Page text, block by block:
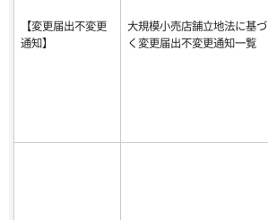
【変更届出不変更
通知】
大規模小売店舗立地法に基づ
く変更届出不変更通知一覧